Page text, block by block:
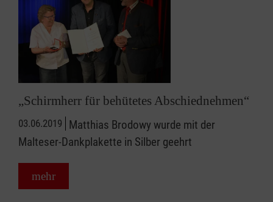
„Schirmherr für behütetes Abschiednehmen“
03.06.2019
Matthias Brodowy wurde mit der
Malteser-Dankplakette in Silber geehrt
mehr